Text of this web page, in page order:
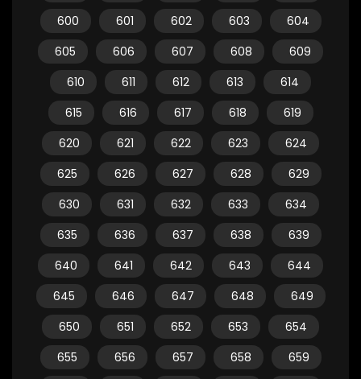
600
601 602 603
604
605
606 607 608
609
610
611 612 613
614
615
616 617 618
619
620
621 622 623
624
625
626 627 628
629
630
631 632 633
634
635
636 637 638
639
640
641 642 643
644
645
646 647 648
649
650
651 652 653
654
655
656 657 658
659